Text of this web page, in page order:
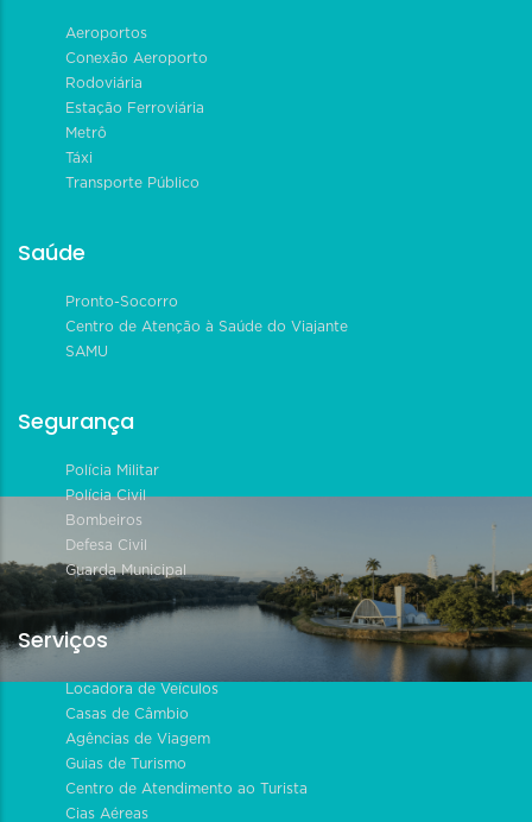
Aeroportos
Conexão Aeroporto
Rodoviária
Estação Ferroviária
Metrô
Táxi
Transporte Público
Saúde
Pronto-Socorro
Centro de Atenção à Saúde do Viajante
SAMU
Segurança
Polícia Militar
Polícia Civil
Bombeiros
Defesa Civil
Guarda Municipal
Serviços
Locadora de Veículos
Casas de Câmbio
Agências de Viagem
Guias de Turismo
Centro de Atendimento ao Turista
Cias Aéreas